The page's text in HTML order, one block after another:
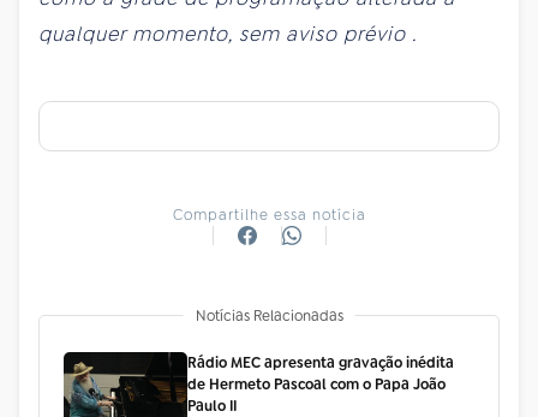
qualquer momento, sem aviso prévio .
Compartilhe essa notícia
Notícias Relacionadas
Rádio MEC apresenta gravação inédita
de Hermeto Pascoal com o Papa João
Paulo II